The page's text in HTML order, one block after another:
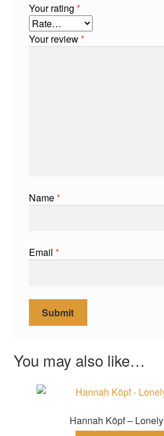
Your rating *
Your review*
Name*
Email *
You may also like…
Hannah Köpf –